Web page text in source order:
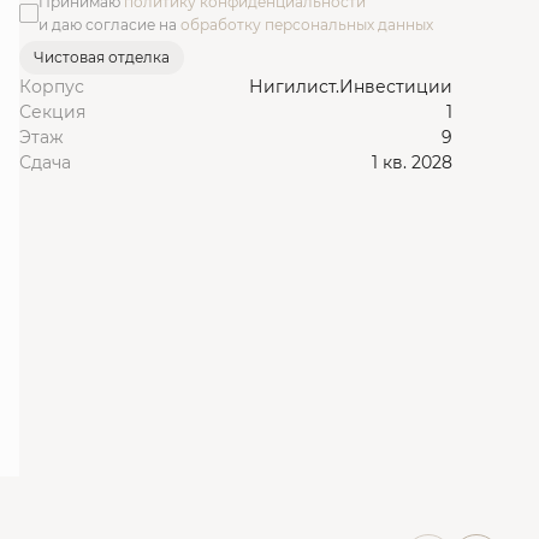
и даю согласие на обработку персональных данных
Чистовая отделка
Корпус
Нигилист.Инвестиции
Секция
1
Этаж
9
Сдача
1 кв. 2028